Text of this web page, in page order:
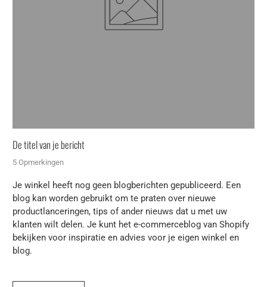
De titel van je bericht
5 Opmerkingen
Je winkel heeft nog geen blogberichten gepubliceerd. Een
blog kan worden gebruikt om te praten over nieuwe
productlanceringen, tips of ander nieuws dat u met uw
klanten wilt delen. Je kunt het e-commerceblog van Shopify
bekijken voor inspiratie en advies voor je eigen winkel en
blog.